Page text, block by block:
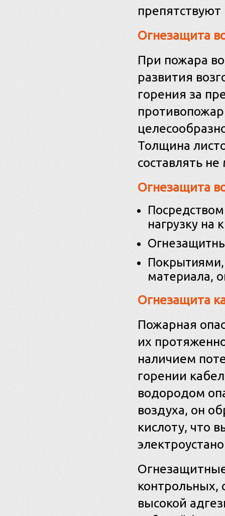
Огнезащита
При пожара
развития
горения за
Толщина
составлять
Огнезащита
нагрузку на
материала,
Огнезащита
Пожарная
их
наличием
горении
водородом
воздуха, он
кислоту, что
контрольных,
высокой